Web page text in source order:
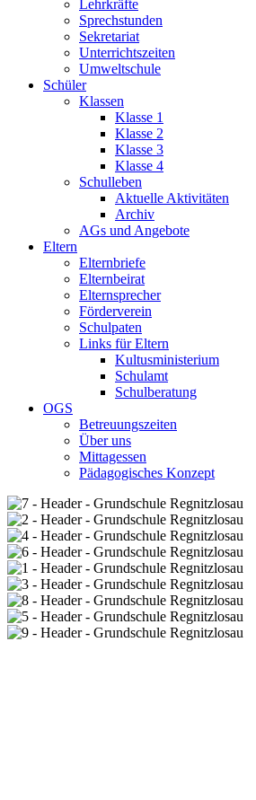
Lehrkräfte
Sprechstunden
Sekretariat
Unterrichtszeiten
Umweltschule
Schüler
Klassen
Klasse 1
Klasse 2
Klasse 3
Klasse 4
Schulleben
Aktuelle Aktivitäten
Archiv
AGs und Angebote
Eltern
Elternbriefe
Elternbeirat
Elternsprecher
Förderverein
Schulpaten
Links für Eltern
Kultusministerium
Schulamt
Schulberatung
OGS
Betreuungszeiten
Über uns
Mittagessen
Pädagogisches Konzept